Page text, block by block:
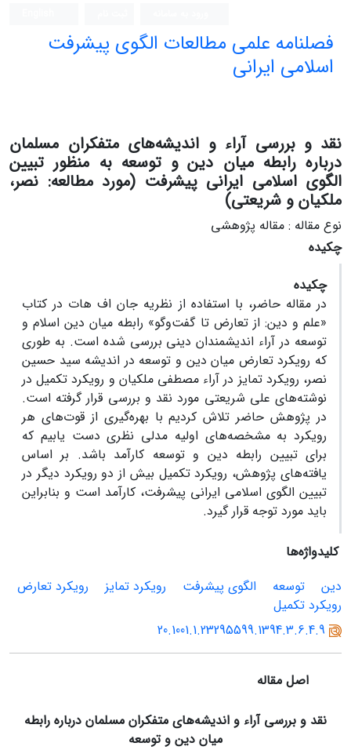
فصلنامه علمی مطالعات الگوی پیشرفت
اسلامی ایرانی
نقد و بررسی آراء و اندیشه‌های متفکران مسلمان
درباره رابطه میان دین و توسعه به منظور تبیین
الگوی اسلامی ایرانی پیشرفت (مورد مطالعه: نصر،
ملکیان و شریعتی)
نوع مقاله : مقاله پژوهشی
چکیده
چکیده
در مقاله حاضر، با استفاده از نظریه جان اف هات در کتاب
«علم و دین: از تعارض تا گفت‌وگو» رابطه میان دین اسلام و
توسعه در آراء اندیشمندان دینی بررسی شده است. به طوری
که رویکرد تعارض میان دین و توسعه در اندیشه سید حسین
نصر، رویکرد تمایز در آراء مصطفی ملکیان و رویکرد تکمیل در
نوشته‌های علی شریعتی مورد نقد و بررسی قرار گرفته است.
در پژوهش حاضر تلاش کردیم با بهره‌گیری از قوت‌های هر
رویکرد به مشخصه‌های اولیه مدلی نظری دست یابیم که
برای تبیین رابطه دین و توسعه کارآمد باشد. بر اساس
یافته‌های پژوهش، رویکرد تکمیل بیش از دو رویکرد دیگر در
تبیین الگوی اسلامی ایرانی پیشرفت، کارآمد است و بنابراین
باید مورد توجه قرار گیرد.
کلیدواژه‌ها
دین
توسعه الگوی پیشرفت رویکرد تمایز
رویکرد تعارض
رویکرد تکمیل
20.1001.1.23295599.1394.3.6.4.9
اصل مقاله
نقد و بررسی آراء و اندیشه‌های متفکران مسلمان درباره رابطه
میان دین و توسعه